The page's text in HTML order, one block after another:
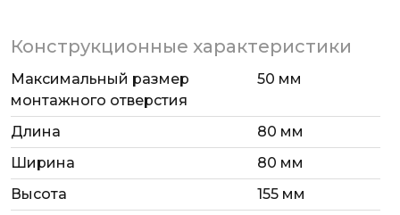
Конструкционные характеристики
Максимальный размер
монтажного отверстия
50 мм
Длина
80 мм
Ширина
80 мм
Высота
155 мм